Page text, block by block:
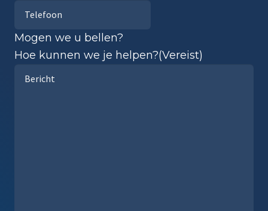
Mogen we u bellen?
Hoe kunnen we je helpen?(Vereist)